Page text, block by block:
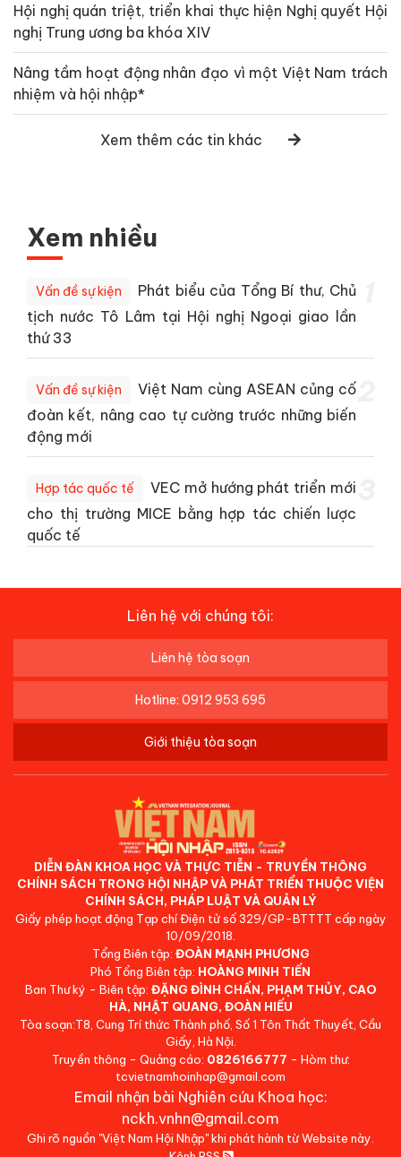
Hội nghị quán triệt, triển khai thực hiện Nghị quyết Hội
nghị Trung ương ba khóa XIV
Nâng tầm hoạt động nhân đạo vì một Việt Nam trách
nhiệm và hội nhập*
Xem thêm các tin khác
Xem nhiều
Vấn đề sự kiện
Phát biểu của Tổng Bí thư, Chủ
tịch nước Tô Lâm tại Hội nghị Ngoại giao lần
thứ 33
Vấn đề sự kiện
Việt Nam cùng ASEAN củng cố
đoàn kết, nâng cao tự cường trước những biến
động mới
Hợp tác quốc tế
VEC mở hướng phát triển mới
cho thị trường MICE bằng hợp tác chiến lược
quốc tế
Liên hệ với chúng tôi:
Liên hệ tòa soạn
Hotline: 0912 953 695
Giới thiệu tòa soạn
DIỄN ĐÀN KHOA HỌC VÀ THỰC TIỄN - TRUYỀN THÔNG
CHÍNH SÁCH TRONG HỘI NHẬP VÀ PHÁT TRIỂN THUỘC VIỆN
CHÍNH SÁCH, PHÁP LUẬT VÀ QUẢN LÝ
Giấy phép hoạt động Tạp chí Điện tử số 329/GP-BTTTT cấp ngày
10/09/2018.
Tổng Biên tập: ĐOÀN MẠNH PHƯƠNG
Phó Tổng Biên tập: HOÀNG MINH TIẾN
Ban Thư ký - Biên tập: ĐẶNG ĐÌNH CHẤN, PHẠM THỦY, CAO
HÀ, NHẬT QUANG, ĐOÀN HIẾU
Tòa soạn:T8, Cung Trí thức Thành phố, Số 1 Tôn Thất Thuyết, Cầu
Giấy, Hà Nội.
Truyền thông - Quảng cáo: 0826166777 - Hòm thư:
tcvietnamhoinhap@gmail.com
Email nhận bài Nghiên cứu Khoa học:
nckh.vnhn@gmail.com
Ghi rõ nguồn "Việt Nam Hội Nhập" khi phát hành từ Website này.